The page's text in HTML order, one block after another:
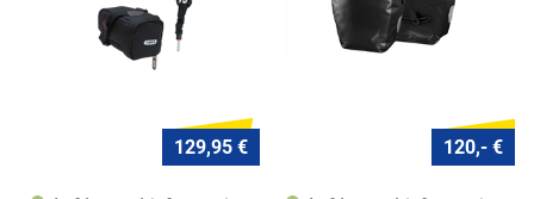
129,95 € 120,- €